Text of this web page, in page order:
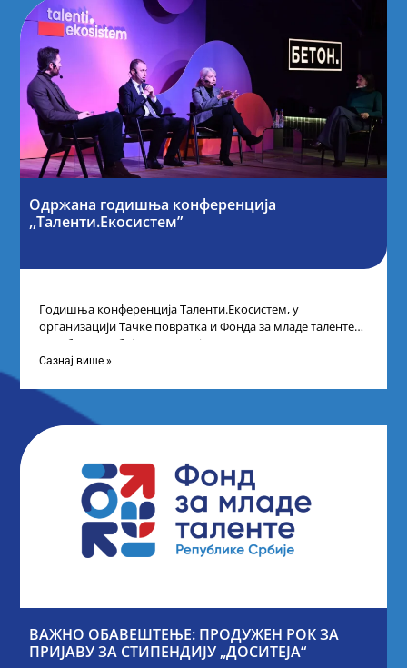
Одржана годишња конференција
,,Таленти.Екосистем”
Годишња конференција Таленти.Екосистем, у
организацији Тачке повратка и Фонда за младе таленте
Републике Србије, одржана је у Београду. Овом
приликом,
Сазнај више »
ВАЖНО ОБАВЕШТЕЊЕ: ПРОДУЖЕН РОК ЗА
ПРИЈАВУ ЗА СТИПЕНДИЈУ „ДОСИТЕЈА“